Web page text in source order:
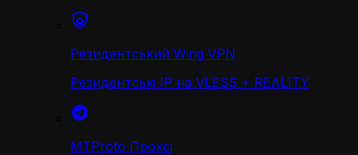
Резидентський Wing VPN
Резидентські IP на VLESS + REALITY
MTProto Проксі